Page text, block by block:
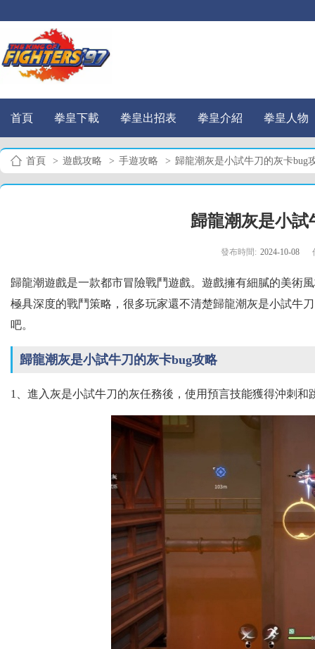
首頁 拳皇下載 拳皇出招表 拳皇介紹 拳皇人物
首頁 > 遊戲攻略 > 手遊攻略 > 歸龍潮灰是小試牛刀的灰卡bug
歸龍潮灰是小試
發布時間: 2024-10-08
歸龍潮遊戲是一款都市冒險戰鬥遊戲。遊戲擁有細膩的美術
極具深度的戰鬥策略，很多玩家還不清楚歸龍潮灰是小試牛
吧。
歸龍潮灰是小試牛刀的灰卡bug攻略
1、進入灰是小試牛刀的灰任務後，使用預言技能獲得沖刺和